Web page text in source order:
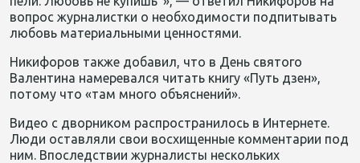
вопрос журналистки о необходимости подпитывать
любовь материальными ценностями.
Никифоров также добавил, что в День святого
Валентина намеревался читать книгу «Путь дзен»,
потому что «там много объяснений».
Видео с дворником распространилось в Интернете.
Люди оставляли свои восхищенные комментарии под
ним. Впоследствии журналисты нескольких